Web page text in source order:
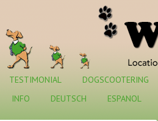
TESTIMONIAL
DOGSCOOTERING
INFO DEUTSCH ESPANOL